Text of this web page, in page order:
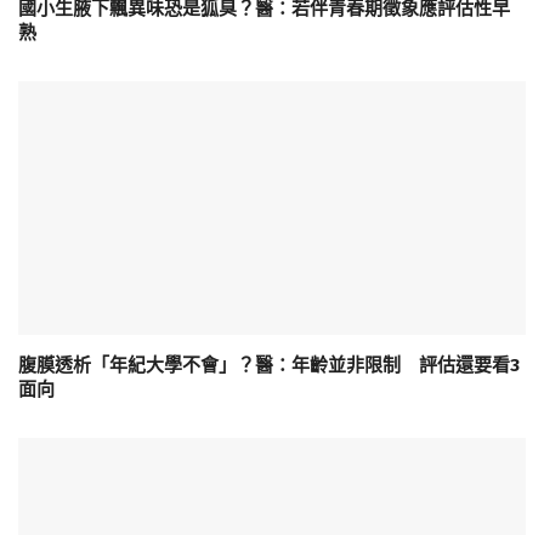
國小生腋下飄異味恐是狐臭？醫：若伴青春期徵象應評估性早
熟
腹膜透析「年紀大學不會」？醫：年齡並非限制 評估還要看3
面向